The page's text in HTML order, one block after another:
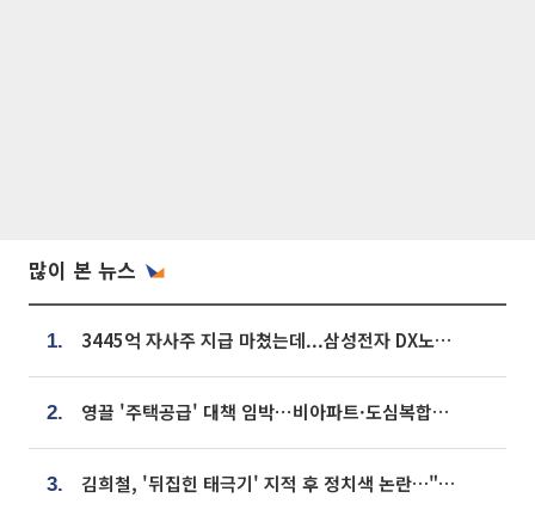
많이 본 뉴스
1. 3445억 자사주 지급 마쳤는데...삼성전자 DX노조, 뒤늦은 '떼쓰기 집회'
2. 영끌 '주택공급' 대책 임박⋯비아파트·도심복합까지 총동원
3. 김희철, '뒤집힌 태극기' 지적 후 정치색 논란…"좌우 떠나 우리나라 국기"